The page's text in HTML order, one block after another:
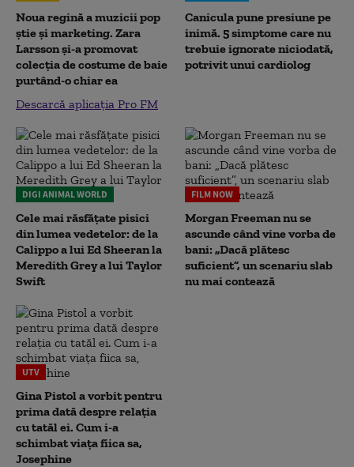
Noua regină a muzicii pop
știe și marketing. Zara
Larsson și-a promovat
colecția de costume de baie
purtând-o chiar ea
Descarcă aplicația Pro FM
Canicula pune presiune pe
inimă. 5 simptome care nu
trebuie ignorate niciodată,
potrivit unui cardiolog
DIGI ANIMAL WORLD
Cele mai răsfățate pisici
din lumea vedetelor: de la
Calippo a lui Ed Sheeran la
Meredith Grey a lui Taylor
Swift
FILM NOW
Morgan Freeman nu se
ascunde când vine vorba de
bani: „Dacă plătesc
suficient”, un scenariu slab
nu mai contează
UTV
Gina Pistol a vorbit pentru
prima dată despre relația
cu tatăl ei. Cum i-a
schimbat viața fiica sa,
Josephine